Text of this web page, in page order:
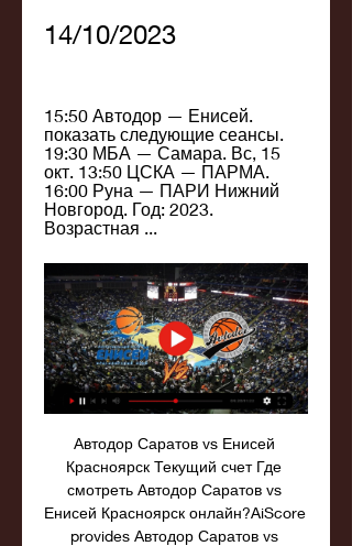
14/10/2023
15:50 Автодор — Енисей.
показать следующие сеансы.
19:30 МБА — Самара. Вс, 15
окт. 13:50 ЦСКА — ПАРМА.
16:00 Руна — ПАРИ Нижний
Новгород. Год: 2023.
Возрастная ...
Автодор Саратов vs Енисей
Красноярск Текущий счет Где
смотреть Автодор Саратов vs
Енисей Красноярск онлайн?AiScore
provides Автодор Саратов vs